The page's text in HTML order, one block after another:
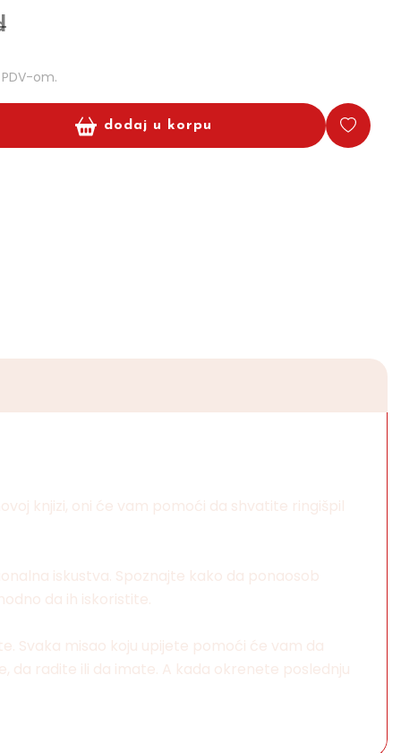
om.
dodaj u korpu
knjizi, oni će vam pomoći da shvatite ringišpil
iskustva. Spoznajte kako da ponaosob
da ih iskoristite.
Svaka misao koju upijete pomoći će vam da
radite ili da imate. A kada okrenete poslednju